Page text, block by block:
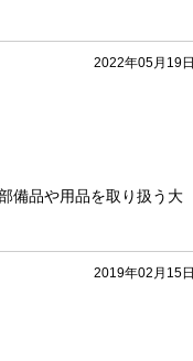
2022年05月19日
備品や用品を取り扱う大
2019年02月15日